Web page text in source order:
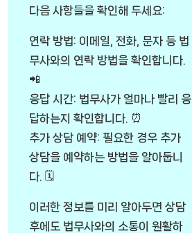
다음 사항들을 확인해 두세요:
연락 방법: 이메일, 전화, 문자 등 법
무사와의 연락 방법을 확인합니다.
📲
응답 시간: 법무사가 얼마나 빨리 응
답하는지 확인합니다. ⏰
추가 상담 예약: 필요한 경우 추가
상담을 예약하는 방법을 알아둡니
다. 🗓️
이러한 정보를 미리 알아두면 상담
후에도 법무사와의 소통이 원활하